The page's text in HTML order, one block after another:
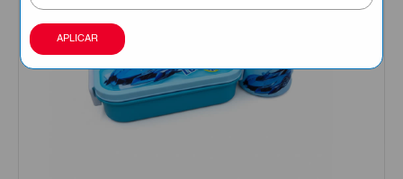
APLICAR